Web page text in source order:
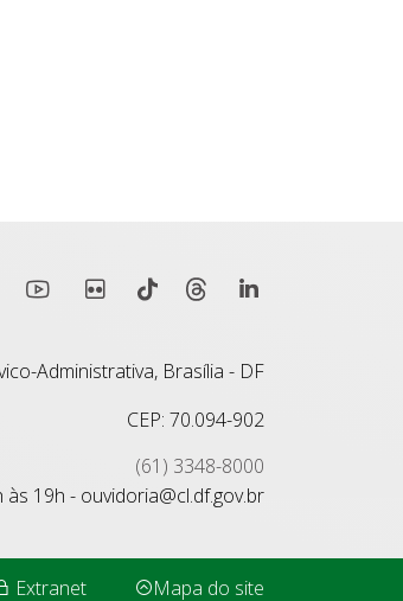
Administrativa, Brasília - DF
CEP: 70.094-902
(61) 3348-8000
19h - ouvidoria@cl.df.gov.br
Extranet Mapa do site